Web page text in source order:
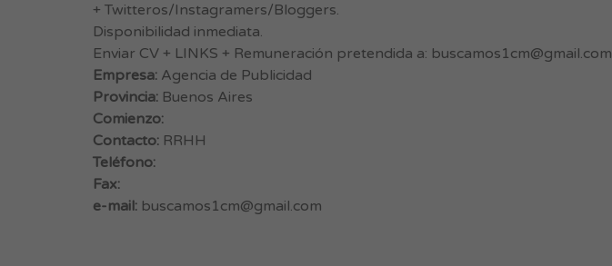
+ Twitteros/Instagramers/Bloggers.
Disponibilidad inmediata.
Enviar CV + LINKS + Remuneración pretendida a: buscamos1cm@gmail.com
Empresa: Agencia de Publicidad
Provincia: Buenos Aires
Comienzo:
Contacto: RRHH
Teléfono:
Fax:
e-mail: buscamos1cm@gmail.com